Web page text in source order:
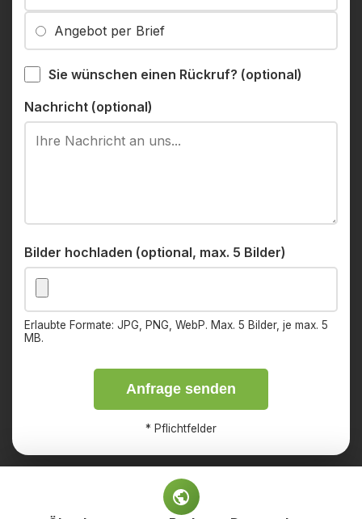
Angebot per Brief
Sie wünschen einen Rückruf? (optional)
Nachricht (optional)
Bilder hochladen (optional, max. 5 Bilder)
Erlaubte Formate: JPG, PNG, WebP. Max. 5 Bilder, je max. 5
MB.
Anfrage senden
* Pflichtfelder